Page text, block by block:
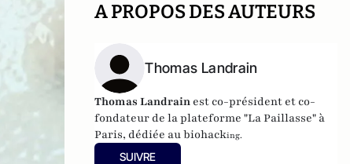
A PROPOS DES AUTEURS
Thomas Landrain
Thomas Landrain est co-président et co-
fondateur de la plateforme "La Paillasse" à
Paris, dédiée au biohacking.
SUIVRE